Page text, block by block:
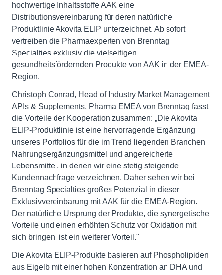
hochwertige Inhaltsstoffe AAK eine
Distributionsvereinbarung für deren natürliche
Produktlinie Akovita ELIP unterzeichnet. Ab sofort
vertreiben die Pharmaexperten von Brenntag
Specialties exklusiv die vielseitigen,
gesundheitsfördernden Produkte von AAK in der EMEA-
Region.
Christoph Conrad, Head of Industry Market Management
APIs & Supplements, Pharma EMEA von Brenntag fasst
die Vorteile der Kooperation zusammen: „Die Akovita
ELIP-Produktlinie ist eine hervorragende Ergänzung
unseres Portfolios für die im Trend liegenden Branchen
Nahrungsergänzungsmittel und angereicherte
Lebensmittel, in denen wir eine stetig steigende
Kundennachfrage verzeichnen. Daher sehen wir bei
Brenntag Specialties großes Potenzial in dieser
Exklusivvereinbarung mit AAK für die EMEA-Region.
Der natürliche Ursprung der Produkte, die synergetische
Vorteile und einen erhöhten Schutz vor Oxidation mit
sich bringen, ist ein weiterer Vorteil."
Die Akovita ELIP-Produkte basieren auf Phospholipiden
aus Eigelb mit einer hohen Konzentration an DHA und